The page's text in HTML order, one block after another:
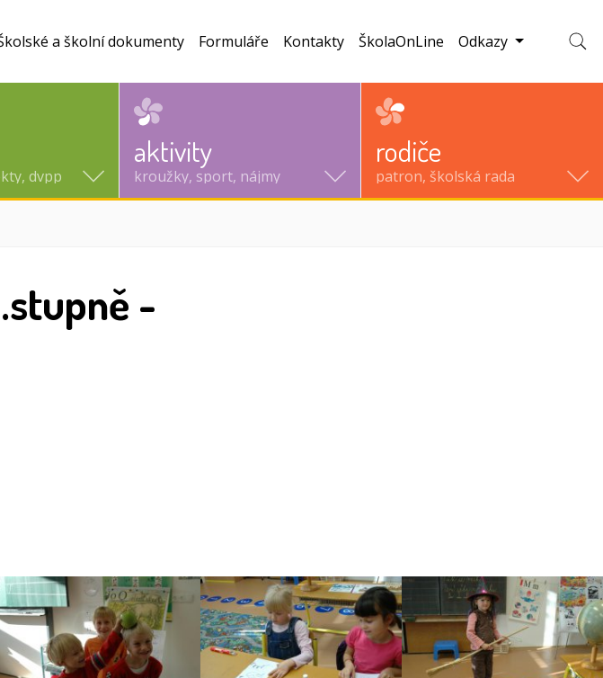
dvpp
aktivity
kroužky, sport, nájmy
rodiče
patron, školská rada
a školní dokumenty Formuláře Kontakty ŠkolaOnLine Odkazy
-